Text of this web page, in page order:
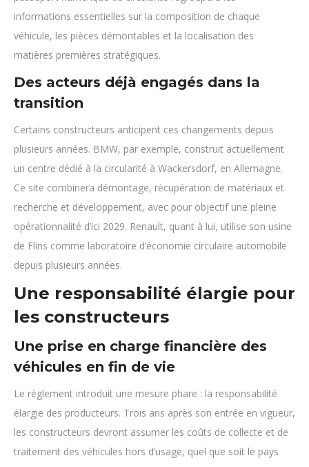
informations essentielles sur la composition de chaque
véhicule, les pièces démontables et la localisation des
matières premières stratégiques.
Des acteurs déjà engagés dans la
transition
Certains constructeurs anticipent ces changements depuis
plusieurs années. BMW, par exemple, construit actuellement
un centre dédié à la circularité à Wackersdorf, en Allemagne.
Ce site combinera démontage, récupération de matériaux et
recherche et développement, avec pour objectif une pleine
opérationnalité d’ici 2029. Renault, quant à lui, utilise son usine
de Flins comme laboratoire d’économie circulaire automobile
depuis plusieurs années.
Une responsabilité élargie pour
les constructeurs
Une prise en charge financière des
véhicules en fin de vie
Le règlement introduit une mesure phare : la responsabilité
élargie des producteurs. Trois ans après son entrée en vigueur,
les constructeurs devront assumer les coûts de collecte et de
traitement des véhicules hors d’usage, quel que soit le pays